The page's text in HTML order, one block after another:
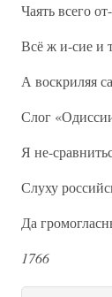
Чаять всего
Всё ж и-сие и
А воскриляя
Слог
Я не-
Слуху
Да
1766